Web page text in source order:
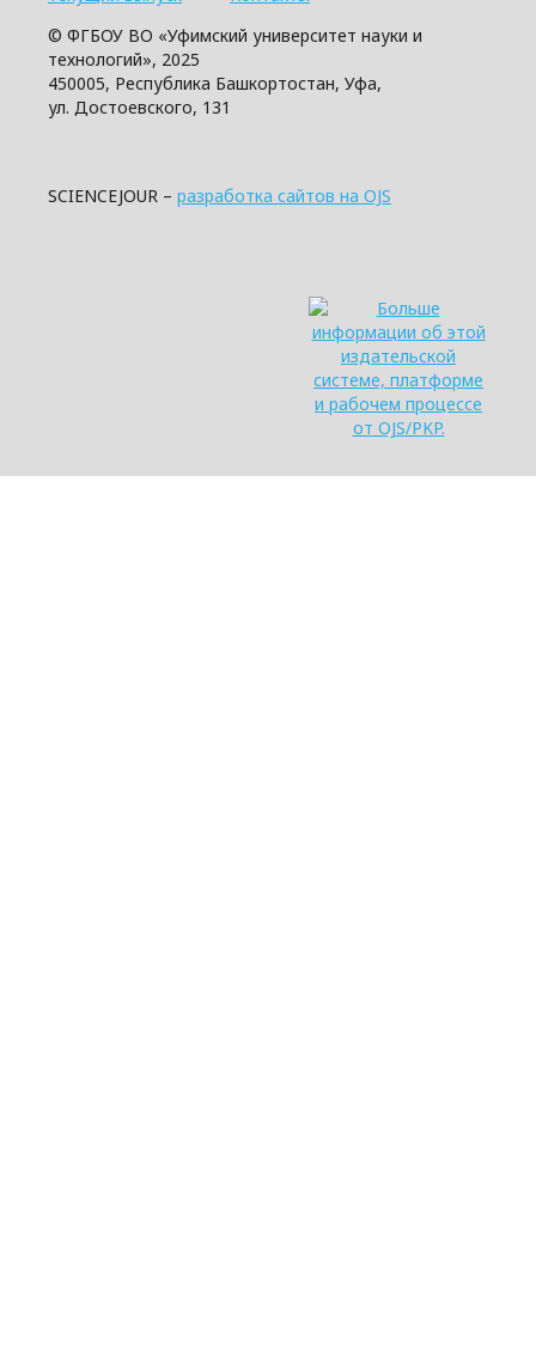
© ФГБОУ ВО «Уфимский университет науки и
технологий», 2025
450005, Республика Башкортостан, Уфа,
ул. Достоевского, 131
SCIENCEJOUR – разработка сайтов на OJS